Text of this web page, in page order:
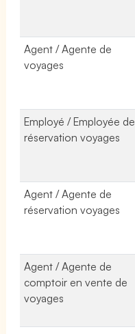
Agent / Agente de
voyages
Employé / Employée de
réservation voyages
Agent / Agente de
réservation voyages
Agent / Agente de
comptoir en vente de
voyages